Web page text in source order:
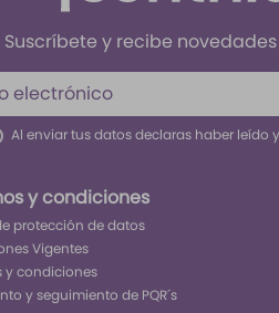
Suscríbete y recibe
Al enviar tus datos declaras haber
y condiciones
protección de datos
Vigentes
y condiciones
y seguimiento de PQR´s